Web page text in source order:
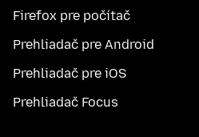
Firefox pre počítač
Prehliadač pre Android
Prehliadač pre iOS
Prehliadač Focus